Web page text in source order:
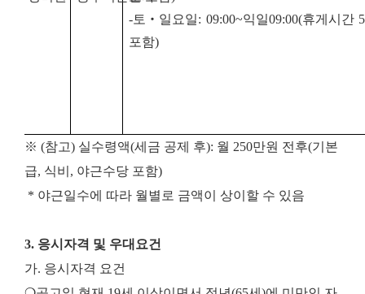
-토 ‧ 일요일: 09:00~익일09:00(휴게시간 5
포함)
※ (참고) 실수령액(세금 공제 후): 월 250만원 전후(기본
급, 식비, 야근수당 포함)
* 야근일수에 따라 월별로 금액이 상이할 수 있음
3. 응시자격 및 우대요건
가. 응시자격 요건